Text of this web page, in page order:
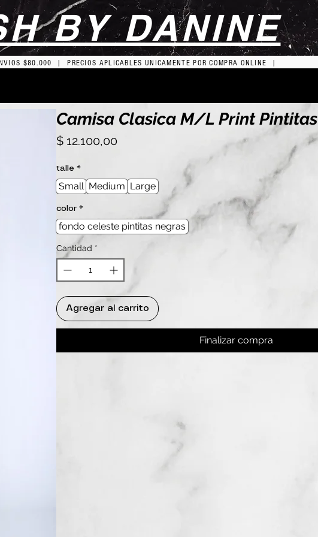
BY DANINE
$80.000 | PRECIOS APLICABLES UNICAMENTE POR COMPRA ONLINE |
Camisa Clasica M/L Print Pintitas
$ 12.100,00Precio
talle *
Small Medium Large
color *
fondo celeste pintitas negras
Cantidad *
Agregar al carrito
Finalizar compra